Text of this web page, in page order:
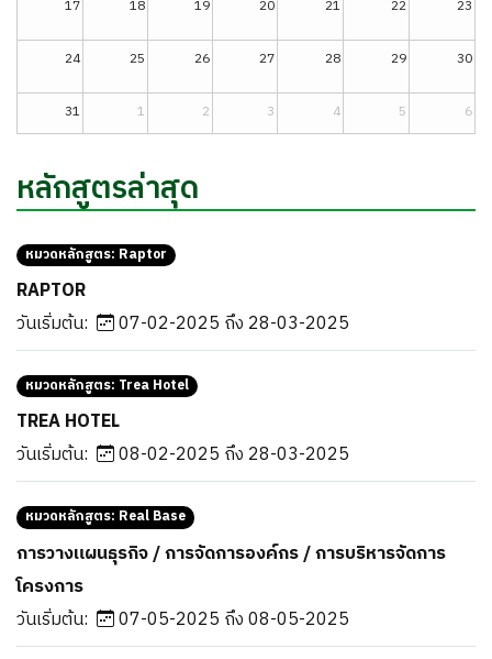
17 18 19 20 21 22 23
24 25 26 27 28 29 30
31 1 2 3 4 5 6
หลักสูตรล่าสุด
หมวดหลักสูตร: Raptor
RAPTOR
วันเริ่มต้น:
07-02-2025 ถึง 28-03-2025
หมวดหลักสูตร: Trea Hotel
TREA HOTEL
วันเริ่มต้น:
08-02-2025 ถึง 28-03-2025
หมวดหลักสูตร: Real Base
การวางแผนธุรกิจ / การจัดการองค์กร / การบริหารจัดการ
โครงการ
วันเริ่มต้น:
07-05-2025 ถึง 08-05-2025